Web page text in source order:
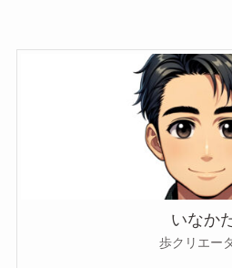
いなか
歩クリエー